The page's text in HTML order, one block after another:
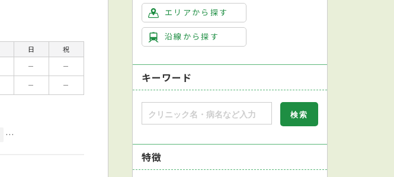
日
祝
－
－
－ －
心臓超音波（エコー）検査
エリアから探す
沿線から探す
キーワード
特徴